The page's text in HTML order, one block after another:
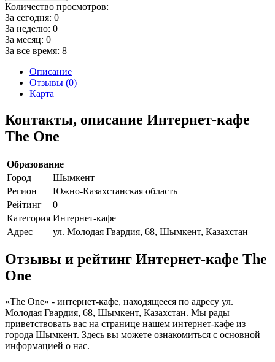
Количество просмотров:
За сегодня: 0
За неделю: 0
За месяц: 0
За все время: 8
Описание
Отзывы (0)
Карта
Контакты, описание Интернет-кафе
The One
Образование
Город
Шымкент
Регион
Южно-Казахстанская область
Рейтинг
0
Категория Интернет-кафе
Адрес
ул. Молодая Гвардия, 68, Шымкент, Казахстан
Отзывы и рейтинг Интернет-кафе The
One
«The One» - интернет-кафе, находящееся по адресу ул.
Молодая Гвардия, 68, Шымкент, Казахстан. Мы рады
приветствовать вас на странице нашем интернет-кафе из
города Шымкент. Здесь вы можете ознакомиться с основной
информацией о нас.